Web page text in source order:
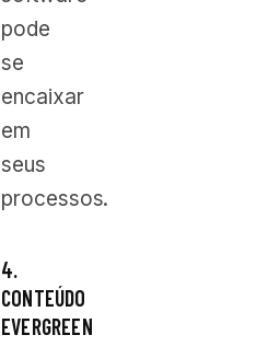
pode
se
encaixar
em
seus
processos.
4.
CONTEÚDO
EVERGREEN